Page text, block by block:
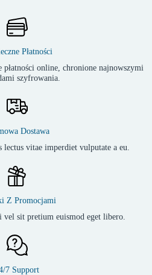
Płatności
płatności online, chronione najnowszymi
szyfrowania.
Dostawa
lectus vitae imperdiet vulputate a eu.
Z Promocjami
sit pretium euismod eget libero.
7 Support